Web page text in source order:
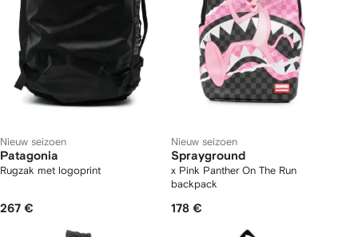
Nieuw seizoen
Patagonia
Rugzak met logoprint
267 €
Nieuw seizoen
Sprayground
x Pink Panther On The Run
backpack
178 €